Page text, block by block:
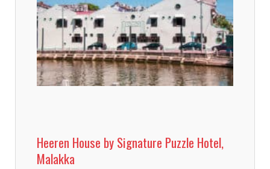
Heeren House by Signature Puzzle Hotel,
Malakka